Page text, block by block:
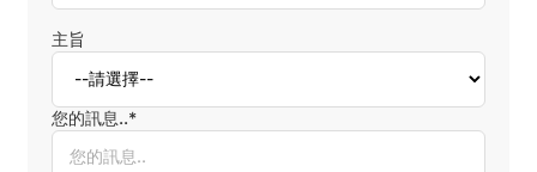
主旨
您的訊息..*